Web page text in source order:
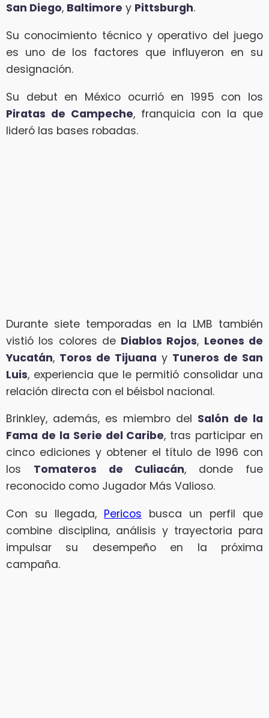
San Diego, Baltimore y Pittsburgh.
Su conocimiento técnico y operativo del juego
es uno de los factores que influyeron en su
designación.
Su debut en México ocurrió en 1995 con los
Piratas de Campeche, franquicia con la que
lideró las bases robadas.
Durante siete temporadas en la LMB también
vistió los colores de Diablos Rojos, Leones de
Yucatán, Toros de Tijuana y Tuneros de San
Luis, experiencia que le permitió consolidar una
relación directa con el béisbol nacional.
Brinkley, además, es miembro del Salón de la
Fama de la Serie del Caribe, tras participar en
cinco ediciones y obtener el título de 1996 con
los Tomateros de Culiacán, donde fue
reconocido como Jugador Más Valioso.
Con su llegada, Pericos busca un perfil que
combine disciplina, análisis y trayectoria para
impulsar su desempeño en la próxima
campaña.